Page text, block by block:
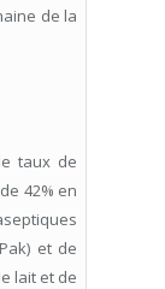
de la
taux de
42% en
et de
lait et de